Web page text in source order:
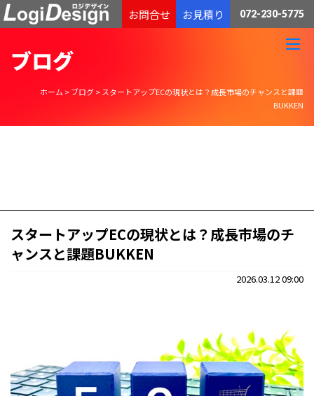
通販物流専門 低価格・発送代行のロジデザイン
お問合せ お見積り 072-230-5775
ブログ
ホーム >ブログ> スタートアップECの現状とは？成長市場のチャンスと課題
BUKKEN
スタートアップECの現状とは？成長市場のチ
ャンスと課題BUKKEN
2026.03.12 09:00